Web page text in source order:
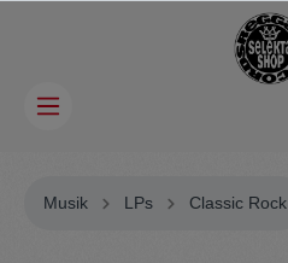
Musik LPs Classic Rock